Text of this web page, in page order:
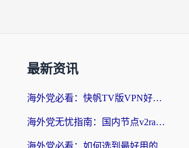
最新资讯
海外党必看：快帆TV版VPN好用吗？和快游VPN对比哪个回国效果更好？附实用避坑指南
海外党无忧指南：国内节点v2ray怎么选？一键回国VPN+多场景实测帮你避坑